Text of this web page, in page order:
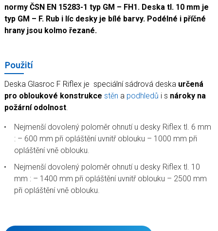
normy ČSN EN 15283-1 typ GM – FH1. Deska tl. 10 mm je
typ GM – F. Rub i líc desky je bílé barvy. Podélné i příčné
hrany jsou kolmo řezané.
Použití
Deska Glasroc F Riflex je speciální sádrová deska určená
pro obloukové konstrukce stěn a podhledů i s nároky na
požární odolnost.
Nejmenší dovolený poloměr ohnutí u desky Riflex tl. 6 mm
: – 600 mm při opláštění uvnitř oblouku – 1000 mm při
opláštění vně oblouku.
Nejmenší dovolený poloměr ohnutí u desky Riflex tl. 10
mm : – 1400 mm při opláštění uvnitř oblouku – 2500 mm
při opláštění vně oblouku.